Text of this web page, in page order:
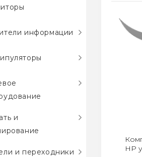
информации
и
и переходники
HP